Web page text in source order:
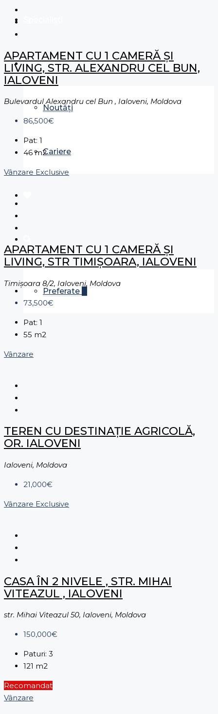
Despre noi
Noutăți
Cariere
Preferate
APARTAMENT CU 1 CAMERĂ ȘI
LIVING, STR. ALEXANDRU CEL BUN,
IALOVENI
Bulevardul Alexandru cel Bun , Ialoveni, Moldova
86,500€
Pat: 1
46 m2
Vânzare Exclusive
APARTAMENT CU 1 CAMERĂ ȘI
LIVING, STR TIMIȘOARA, IALOVENI
Timișoara 8/2, Ialoveni, Moldova
73,500€
Pat: 1
55 m2
Vânzare
TEREN CU DESTINAȚIE AGRICOLĂ,
OR. IALOVENI
Ialoveni, Moldova
21,000€
Vânzare Exclusive
CASA ÎN 2 NIVELE , STR. MIHAI
VITEAZUL , IALOVENI
str. Mihai Viteazul 50, Ialoveni, Moldova
150,000€
Paturi: 3
121 m2
Recomandat
Vânzare